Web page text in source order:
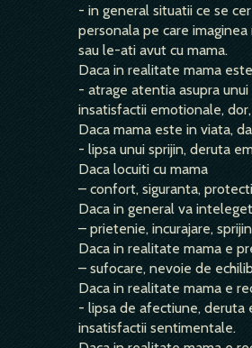
- in general situatii ce se
personala pe care
sau le-ati avut cu mama.
Daca in realitate mama
- atrage atentia asupra
insatisfactii emotionale,
Daca mama este in viata,
- lipsa unui sprijin, deruta
Daca locuiti cu mama
– confort, siguranta,
Daca in general va
– prietenie, incurajare,
Daca in realitate mama e
– sufocare, nevoie de
Daca in realitate mama e
- lipsa de afectiune, deruta
insatisfactii sentimentale.